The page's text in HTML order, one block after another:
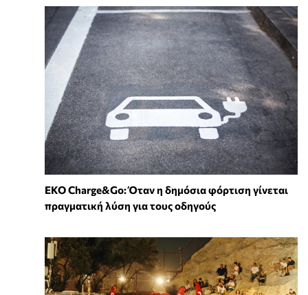
EKO Charge&Go: Όταν η δημόσια φόρτιση γίνεται
πραγματική λύση για τους οδηγούς